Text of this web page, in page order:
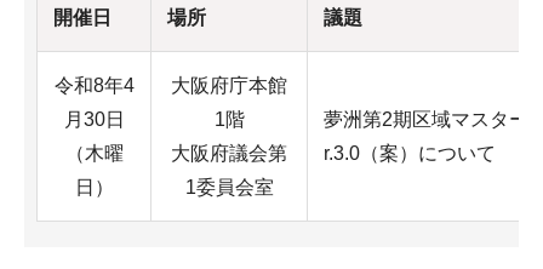
開催日 場所 議題
令和8年4
月30日
（木曜
日）
大阪府庁本館
1階
大阪府議会第
1委員会室
夢洲第2期区域マスター
r.3.0（案）について